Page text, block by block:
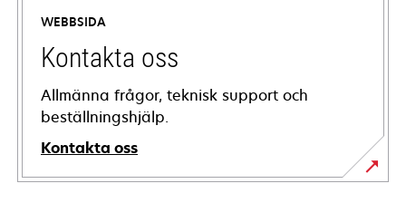
WEBBSIDA
Kontakta oss
Allmänna frågor, teknisk support och
beställningshjälp.
Kontakta oss